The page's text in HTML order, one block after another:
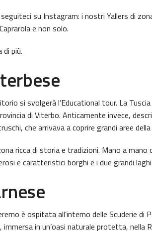
su Instagram: i nostri Yallers di
e non solo.
di più.
si svolgerà l’Educational tour. La
di Viterbo. Anticamente invece,
che arrivava a coprire grandi aree della
ricca di storia e tradizioni. Mano a
e caratteristici borghi e i due grandi
è ospitata all’interno delle Scuderie di
in un’oasi naturale protetta, nella